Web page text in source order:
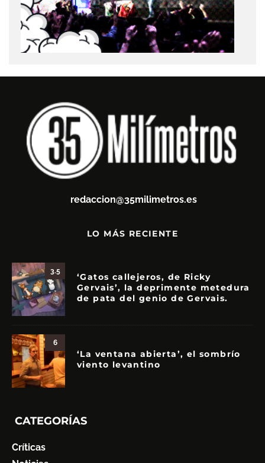
redaccion@35milimetros.es
LO MÁS RECIENTE
3.5
‘Gatos callejeros, de Ricky
Gervais’, la deprimente metedura
de pata del genio de Gervais.
6
‘La ventana abierta’, el sombrío
viento levantino
CATEGORÍAS
Críticas